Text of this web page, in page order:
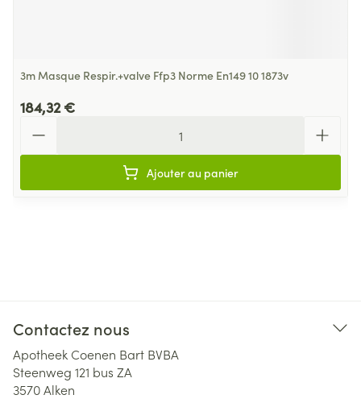
3m Masque Respir.+valve Ffp3 Norme En149 10 1873v
184,32 €
Ajouter au panier
Contactez nous
Apotheek Coenen Bart BVBA
Steenweg 121 bus ZA
3570Alken